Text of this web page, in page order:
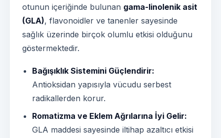
otunun içeriğinde bulunan gama-linolenik asit
(GLA), flavonoidler ve tanenler sayesinde
sağlık üzerinde birçok olumlu etkisi olduğunu
göstermektedir.
Bağışıklık Sistemini Güçlendirir:
Antioksidan yapısıyla vücudu serbest
radikallerden korur.
Romatizma ve Eklem Ağrılarına İyi Gelir:
GLA maddesi sayesinde iltihap azaltıcı etkisi